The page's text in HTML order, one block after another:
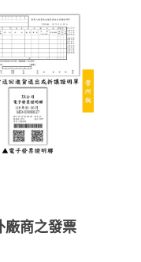
廠商之發票